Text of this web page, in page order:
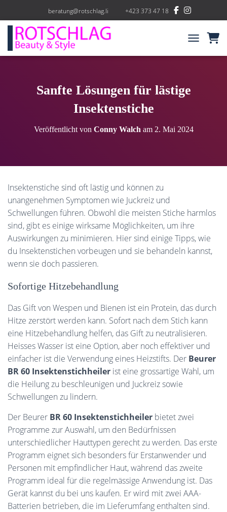
beratung@rotschlag.li +423 373 47 18
Sanfte Lösungen für lästige
Insektenstiche
Veröffentlicht von Conny Walch am 2. Mai 2024
Insektenstiche sind oft lästig und können zu
unangenehmen Symptomen wie Juckreiz und
Schwellungen führen. Obwohl die meisten Stiche harmlos
sind, gibt es einige wirksame Möglichkeiten, um ihre
Auswirkungen zu minimieren. Hier sind einige Tipps, wie
du Insektenstichen vorbeugen und sie behandeln kannst,
wenn sie doch passieren.
Sofortige Hitzebehandlung
Das Gift von Wespen und Bienen ist ein Protein, das durch
Hitze zerstört werden kann. Sofort nach dem Stich kann
eine Hitzebehandlung helfen, das Gift zu neutralisieren.
Heisses Wasser ist eine Option, aber noch effektiver und
einfacher ist die Verwendung eines Heizstifts. Der Beurer
BR 60 Insektenstichheiler ist eine grossartige Wahl, um
die Heilung zu beschleunigen und Juckreiz sowie
Schwellungen zu lindern.
Der Beurer BR 60 Insektenstichheiler bietet zwei
Programme zur Auswahl, um den Bedürfnissen
unterschiedlicher Hauttypen gerecht zu werden. Das erste
Programm eignet sich besonders für Erstanwender und
Personen mit empfindlicher Haut, während das zweite
Programm ideal für die regelmässige Anwendung ist. Das
Gerät kannst du bei uns kaufen. Er wird mit zwei AAA-
Batterien betrieben, die im Lieferumfang enthalten sind.